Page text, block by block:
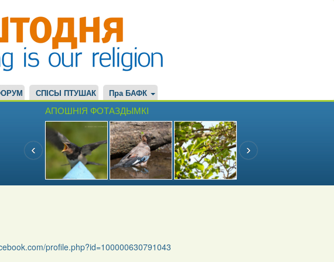
СПІСЫ ПТУШАК Пра БАФК
АПОШНІЯ ФОТАЗДЫМКІ
profile.php?id=100000630791043